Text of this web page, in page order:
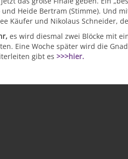
und Heide Bertram (Stimme). Und
Käufer und Nikolaus Schneider,
es wird diesmal zwei Blöcke mit
Eine Woche später wird die
gibt es >>>hier.